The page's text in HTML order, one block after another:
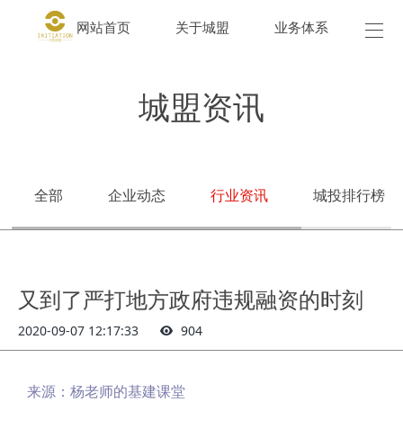
网站首页 关于城盟 业务体系 城
城盟资讯
全部 企业动态 行业资讯 城投排行榜
又到了严打地方政府违规融资的时刻
2020-09-07 12:17:33 904
来源： 杨老师的基建课堂